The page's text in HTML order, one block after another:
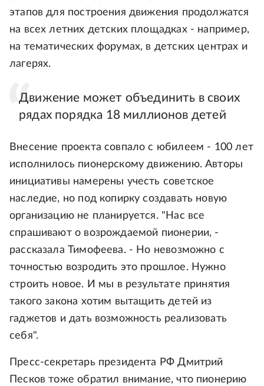
этапов для построения движения продолжатся
на всех летних детских площадках - например,
на тематических форумах, в детских центрах и
лагерях.
Движение может объединить в своих
рядах порядка 18 миллионов детей
Внесение проекта совпало с юбилеем - 100 лет
исполнилось пионерскому движению. Авторы
инициативы намерены учесть советское
наследие, но под копирку создавать новую
организацию не планируется. "Нас все
спрашивают о возрождаемой пионерии, -
рассказала Тимофеева. - Но невозможно с
точностью возродить это прошлое. Нужно
строить новое. И мы в результате принятия
такого закона хотим вытащить детей из
гаджетов и дать возможность реализовать
себя".
Пресс-секретарь президента РФ Дмитрий
Песков тоже обратил внимание, что пионерию